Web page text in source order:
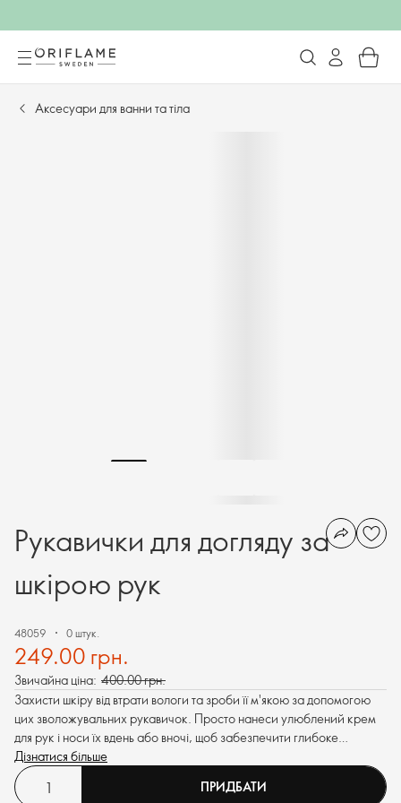
Аксесуари для ванни та тіла​
Рукавички для догляду за
шкірою рук
48059 0 штук.
249.00 грн.
Звичайна ціна: 400.00 грн.
Захисти шкіру від втрати вологи та зроби її м'якою за допомогою
цих зволожувальних рукавичок. Просто нанеси улюблений крем
для рук і носи їх вдень або вночі, щоб забезпечити глибоке
зволоження та шовковисту гладеньку шкіру.
Дізнатися більше
ПРИДБАТИ